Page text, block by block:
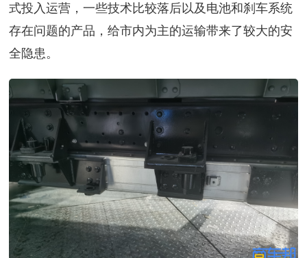
式投入运营，一些技术比较落后以及电池和刹车系统
存在问题的产品，给市内为主的运输带来了较大的安
全隐患。